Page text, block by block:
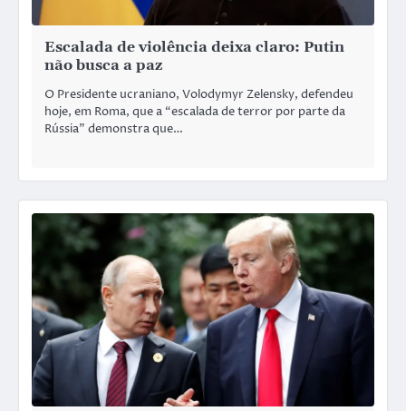
Escalada de violência deixa claro: Putin
não busca a paz
O Presidente ucraniano, Volodymyr Zelensky, defendeu
hoje, em Roma, que a “escalada de terror por parte da
Rússia” demonstra que…